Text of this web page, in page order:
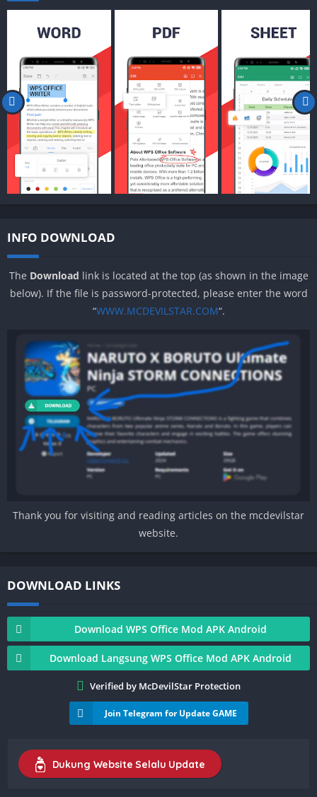
INFO DOWNLOAD
The Download link is located at the top (as shown in the image
below). If the file is password-protected, please enter the word
“WWW.MCDEVILSTAR.COM“.
Thank you for visiting and reading articles on the mcdevilstar
website.
DOWNLOAD LINKS
Download WPS Office Mod APK Android
Download Langsung WPS Office Mod APK Android
Verified by McDevilStar Protection
Join Telegram for Update GAME
Dukung Website Selalu Update